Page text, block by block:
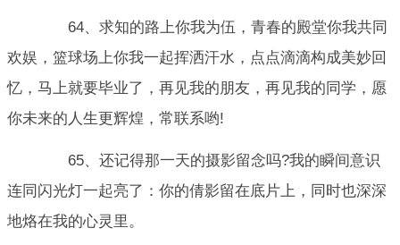
64、求知的路上你我为伍，青春的殿堂你我共同
欢娱，篮球场上你我一起挥洒汗水，点点滴滴构成美妙回
忆，马上就要毕业了，再见我的朋友，再见我的同学，愿
你未来的人生更辉煌，常联系哟!
65、还记得那一天的摄影留念吗?我的瞬间意识
连同闪光灯一起亮了：你的倩影留在底片上，同时也深深
地烙在我的心灵里。